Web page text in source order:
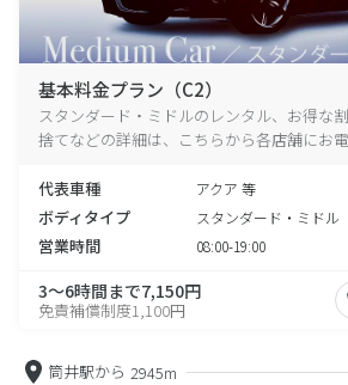
基本料金プラン（C2）
スタンダード・ミドルのレンタル、お得な
捨てなどの詳細は、こちらから各店舗にお電
代表車種 アクア 等
ボディタイプ スタンダード・ミドル
営業時間 08:00-19:00
3～6時間まで7,150円
免責補償制度1,100円
筒井駅から 2945m